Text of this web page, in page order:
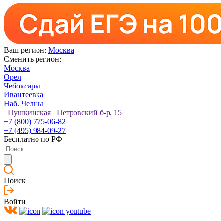
Ваш регион: Москва
Сменить регион:
Москва
Орел
Чебоксары
Ивантеевка
Наб. Челны
Пушкинская Петровский б-р, 15
+7 (800) 775-06-82
+7 (495) 984-09-27
Бесплатно по РФ
Поиск
Войти